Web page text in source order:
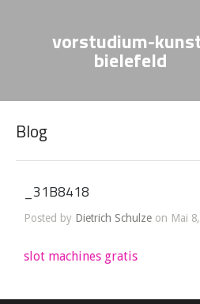
vorstudium-
bielefeld
Blog
_31B8418
Posted by Dietrich Schulze on Mai
slot machines gratis